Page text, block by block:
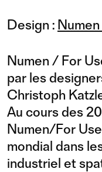
Design :
Numen / For
par les
Christoph
Au cours des
Numen/For
mondial dans
industriel et